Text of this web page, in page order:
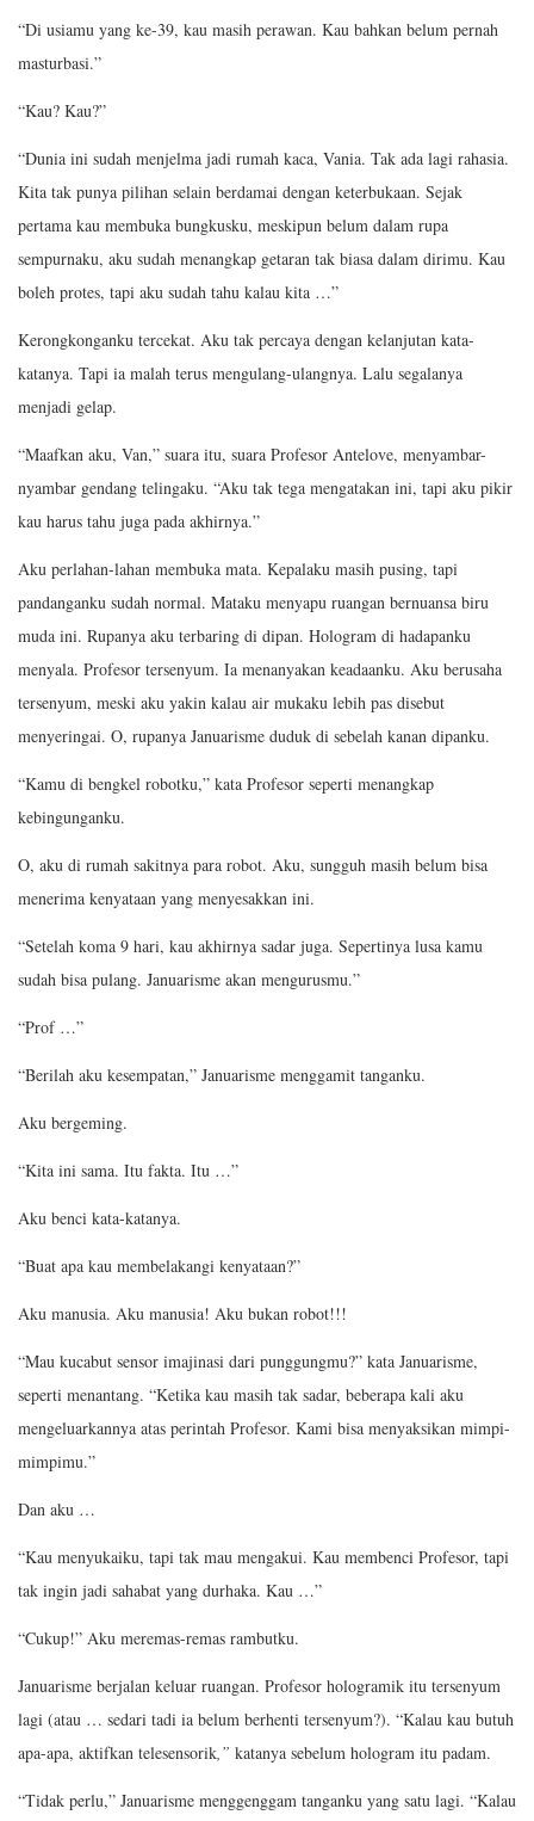
“Di usiamu yang ke-39, kau masih perawan. Kau bahkan belum pernah
masturbasi.”
“Kau? Kau?”
“Dunia ini sudah menjelma jadi rumah kaca, Vania. Tak ada lagi rahasia.
Kita tak punya pilihan selain berdamai dengan keterbukaan. Sejak
pertama kau membuka bungkusku, meskipun belum dalam rupa
sempurnaku, aku sudah menangkap getaran tak biasa dalam dirimu. Kau
boleh protes, tapi aku sudah tahu kalau kita …”
Kerongkonganku tercekat. Aku tak percaya dengan kelanjutan kata-
katanya. Tapi ia malah terus mengulang-ulangnya. Lalu segalanya
menjadi gelap.
“Maafkan aku, Van,” suara itu, suara Profesor Antelove, menyambar-
nyambar gendang telingaku. “Aku tak tega mengatakan ini, tapi aku pikir
kau harus tahu juga pada akhirnya.”
Aku perlahan-lahan membuka mata. Kepalaku masih pusing, tapi
pandanganku sudah normal. Mataku menyapu ruangan bernuansa biru
muda ini. Rupanya aku terbaring di dipan. Hologram di hadapanku
menyala. Profesor tersenyum. Ia menanyakan keadaanku. Aku berusaha
tersenyum, meski aku yakin kalau air mukaku lebih pas disebut
menyeringai. O, rupanya Januarisme duduk di sebelah kanan dipanku.
“Kamu di bengkel robotku,” kata Profesor seperti menangkap
kebingunganku.
O, aku di rumah sakitnya para robot. Aku, sungguh masih belum bisa
menerima kenyataan yang menyesakkan ini.
“Setelah koma 9 hari, kau akhirnya sadar juga. Sepertinya lusa kamu
sudah bisa pulang. Januarisme akan mengurusmu.”
“Prof …”
“Berilah aku kesempatan,” Januarisme menggamit tanganku.
Aku bergeming.
“Kita ini sama. Itu fakta. Itu …”
Aku benci kata-katanya.
“Buat apa kau membelakangi kenyataan?”
Aku manusia. Aku manusia! Aku bukan robot!!!
“Mau kucabut sensor imajinasi dari punggungmu?” kata Januarisme,
seperti menantang. “Ketika kau masih tak sadar, beberapa kali aku
mengeluarkannya atas perintah Profesor. Kami bisa menyaksikan mimpi-
mimpimu.”
Dan aku …
“Kau menyukaiku, tapi tak mau mengakui. Kau membenci Profesor, tapi
tak ingin jadi sahabat yang durhaka. Kau …”
“Cukup!” Aku meremas-remas rambutku.
Januarisme berjalan keluar ruangan. Profesor hologramik itu tersenyum
lagi (atau … sedari tadi ia belum berhenti tersenyum?). “Kalau kau butuh
apa-apa, aktifkan telesensorik,” katanya sebelum hologram itu padam.
“Tidak perlu,” Januarisme menggenggam tanganku yang satu lagi. “Kalau